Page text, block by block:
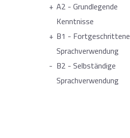
A2 - Grundlegende
Kenntnisse
B1 - Fortgeschrittene
Sprachverwendung
B2 - Selbständige
Sprachverwendung